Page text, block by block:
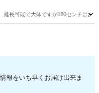
延長可能で大体ですが180センチは
報をいち早くお届け出来ま